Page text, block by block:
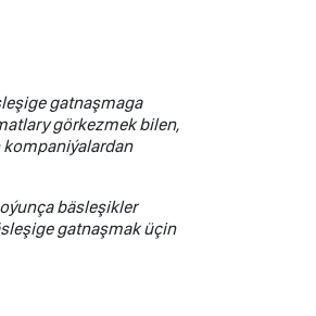
gatnaşmaga
görkezmek bilen,
kompaniýalardan
bäsleşikler
gatnaşmak üçin